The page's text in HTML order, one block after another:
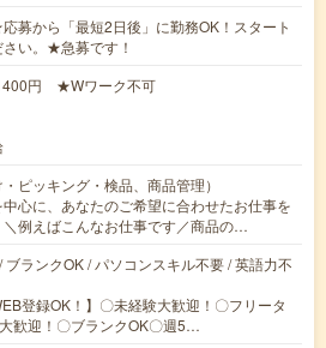
から「最短2日後」に勤務OK！スタート
い。★急募です！
円 ★Wワーク不可
ピッキング・検品、商品管理）
心に、あなたのご希望に合わせたお仕事を
＼例えばこんなお仕事です／商品の…
ブランクOK / パソコンスキル不要 / 英語力不
登録OK！】〇未経験大歓迎！〇フリータ
歓迎！〇ブランクOK〇週5…